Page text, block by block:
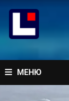
содержимому
МЕНЮ